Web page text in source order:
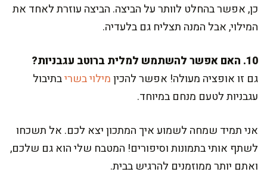
כן, אפשר בהחלט לוותר על הביצה. הביצה עוזרת לאחד את
המילוי, אבל המנה תצליח גם בלעדיה.
10. האם אפשר להשתמש למלית ברוטב עגבניות?
גם זו אופציה מעולה! אפשר להכיןמילוי בשריבתיבול
עגבניות לטעם מנחם במיוחד.
אני תמיד שמחה לשמוע איך המתכון יצא לכם. אל תשכחו
לשתף אותי בתמונות וסיפורים! המטבח שלי הוא גם שלכם,
ואתם יותר ממוזמנים להרגיש בבית.